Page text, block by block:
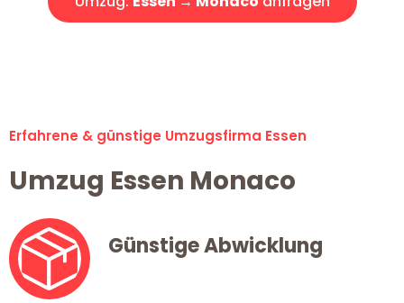
Erfahrene & günstige Umzugsfirma Essen
Umzug Essen Monaco
Günstige Abwicklung